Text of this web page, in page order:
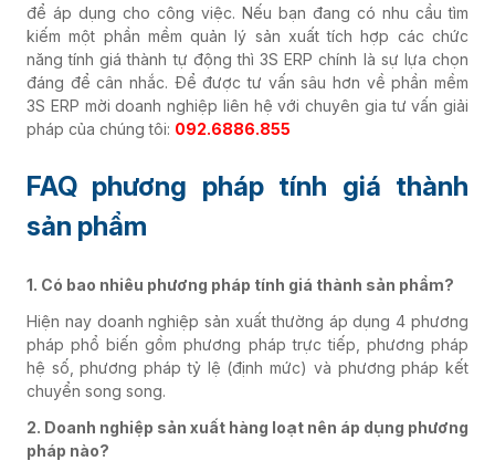
Phân phối - Bán lẻ
F&B
Vật liệu xây dựng
Khác
để áp dụng cho công việc. Nếu bạn đang có nhu cầu tìm
kiếm một phần mềm quản lý sản xuất tích hợp các chức
năng tính giá thành tự động thì 3S ERP chính là sự lựa chọn
đáng để cân nhắc. Để được tư vấn sâu hơn về phần mềm
3S ERP mời doanh nghiệp liên hệ với chuyên gia tư vấn giải
pháp của chúng tôi: 092.6886.855
FAQ phương pháp tính giá thành
sản phẩm
1. Có bao nhiêu phương pháp tính giá thành sản phẩm?
Hiện nay doanh nghiệp sản xuất thường áp dụng 4 phương
pháp phổ biến gồm phương pháp trực tiếp, phương pháp
hệ số, phương pháp tỷ lệ (định mức) và phương pháp kết
chuyển song song.
2. Doanh nghiệp sản xuất hàng loạt nên áp dụng phương
pháp nào?